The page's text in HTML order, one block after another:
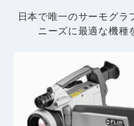
日本で唯一のサーモグラ
ニーズに最適な機種